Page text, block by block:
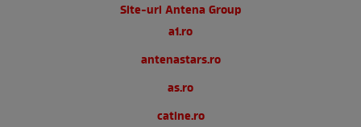
Site-uri Antena Group
a1.ro
antenastars.ro
as.ro
catine.ro